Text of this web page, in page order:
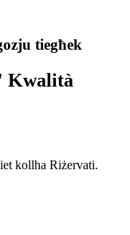
tiegħek
Kwalità
kollha Riżervati.